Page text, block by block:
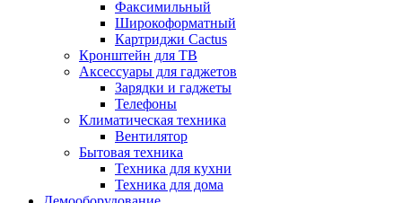
Факсимильный
Широкоформатный
Картриджи Cactus
Кронштейн для ТВ
Аксессуары для гаджетов
Зарядки и гаджеты
Телефоны
Климатическая техника
Вентилятор
Бытовая техника
Техника для кухни
Техника для дома